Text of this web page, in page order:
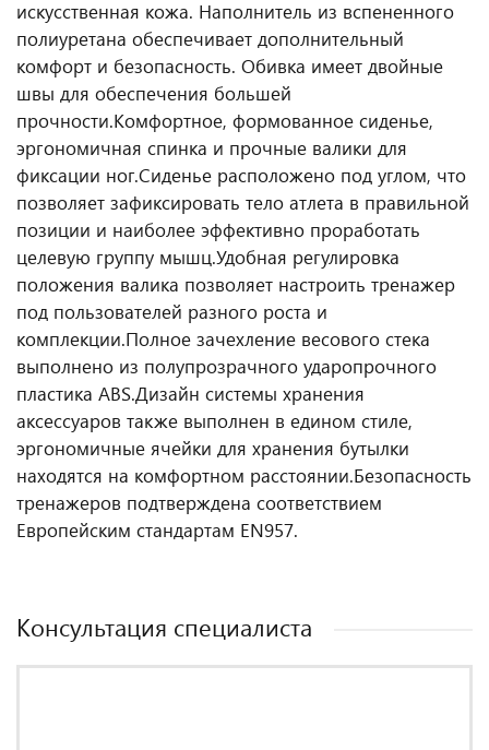
искусственная кожа. Наполнитель из вспененного
полиуретана обеспечивает дополнительный
комфорт и безопасность. Обивка имеет двойные
швы для обеспечения большей
прочности.Комфортное, формованное сиденье,
эргономичная спинка и прочные валики для
фиксации ног.Сиденье расположено под углом, что
позволяет зафиксировать тело атлета в правильной
позиции и наиболее эффективно проработать
целевую группу мышц.Удобная регулировка
положения валика позволяет настроить тренажер
под пользователей разного роста и
комплекции.Полное зачехление весового стека
выполнено из полупрозрачного ударопрочного
пластика ABS.Дизайн системы хранения
аксессуаров также выполнен в едином стиле,
эргономичные ячейки для хранения бутылки
находятся на комфортном расстоянии.Безопасность
тренажеров подтверждена соответствием
Европейским стандартам EN957.
Консультация специалиста